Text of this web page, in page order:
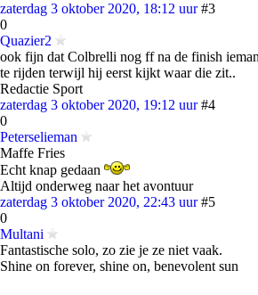
zaterdag 3 oktober 2020, 18:12 uur #3
0
Quazier2
ook fijn dat Colbrelli nog ff na de finish
te rijden terwijl hij eerst kijkt waar die zit..
Redactie Sport
zaterdag 3 oktober 2020, 19:12 uur #4
0
Peterselieman
Maffe Fries
Echt knap gedaan
Altijd onderweg naar het avontuur
zaterdag 3 oktober 2020, 22:43 uur #5
0
Multani
Fantastische solo, zo zie je ze niet vaak.
Shine on forever, shine on, benevolent sun